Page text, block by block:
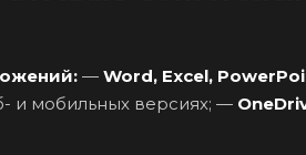
— Word, Excel,
— установлены на ПК (Windows) и доступны в веб- и мобильных версиях; —